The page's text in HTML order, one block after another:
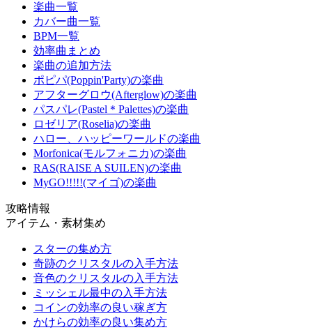
楽曲一覧
カバー曲一覧
BPM一覧
効率曲まとめ
楽曲の追加方法
ポピパ(Poppin'Party)の楽曲
アフターグロウ(Afterglow)の楽曲
パスパレ(Pastel＊Palettes)の楽曲
ロゼリア(Roselia)の楽曲
ハロー、ハッピーワールドの楽曲
Morfonica(モルフォニカ)の楽曲
RAS(RAISE A SUILEN)の楽曲
MyGO!!!!!(マイゴ)の楽曲
攻略情報
アイテム・素材集め
スターの集め方
奇跡のクリスタルの入手方法
音色のクリスタルの入手方法
ミッシェル最中の入手方法
コインの効率の良い稼ぎ方
かけらの効率の良い集め方